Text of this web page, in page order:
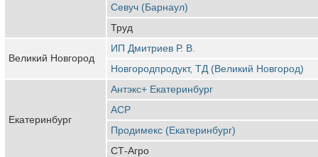
Севуч (Барнаул)
Труд
Великий Новгород
ИП Дмитриев Р. В.
Новгородпродукт, ТД (Великий Новгород)
Екатеринбург
Антэкс+ Екатеринбург
АСР
Продимекс (Екатеринбург)
СТ-Агро